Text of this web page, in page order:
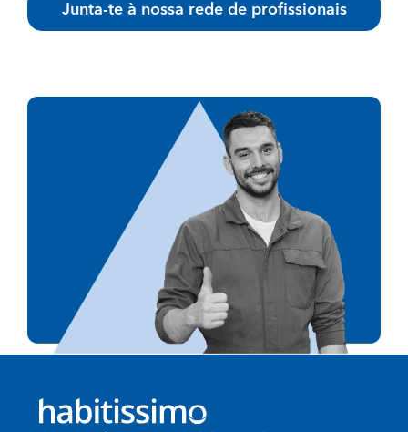
Junta-te à nossa rede de profissionais